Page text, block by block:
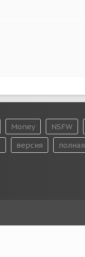
Money NSFW
версия
полная